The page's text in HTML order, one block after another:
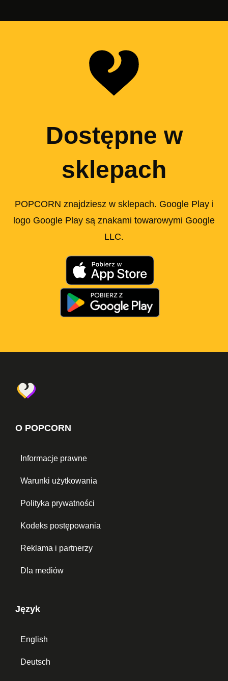
Dostępne w
sklepach
POPCORN znajdziesz w sklepach. Google Play i
logo Google Play są znakami towarowymi Google
LLC.
O POPCORN
Informacje prawne
Warunki użytkowania
Polityka prywatności
Kodeks postępowania
Reklama i partnerzy
Dla mediów
Język
English
Deutsch